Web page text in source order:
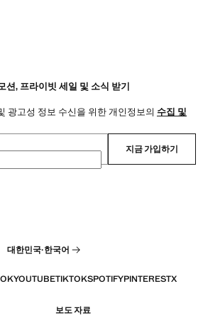
션, 프라이빗 세일 및 소식 받기
광고성 정보 수신을 위한 개인정보의 수집 및
지금 가입하기
대한민국·한국어
YOUTUBETIKTOKSPOTIFYPINTERESTX
보도 자료